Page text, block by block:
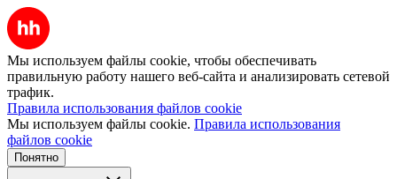
Мы используем файлы cookie, чтобы обеспечивать
правильную работу нашего веб-сайта и анализировать сетевой
трафик.
Правила использования файлов cookie
Мы используем файлы cookie. Правила использования
файлов cookie
Понятно